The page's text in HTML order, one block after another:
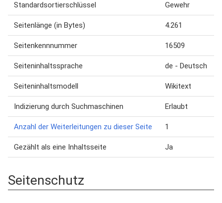
Standardsortierschlüssel Gewehr
Seitenlänge (in Bytes) 4.261
Seitenkennnummer 16509
Seiteninhaltssprache de - Deutsch
Seiteninhaltsmodell Wikitext
Indizierung durch Suchmaschinen Erlaubt
Anzahl der Weiterleitungen zu dieser Seite 1
Gezählt als eine Inhaltsseite Ja
Seitenschutz